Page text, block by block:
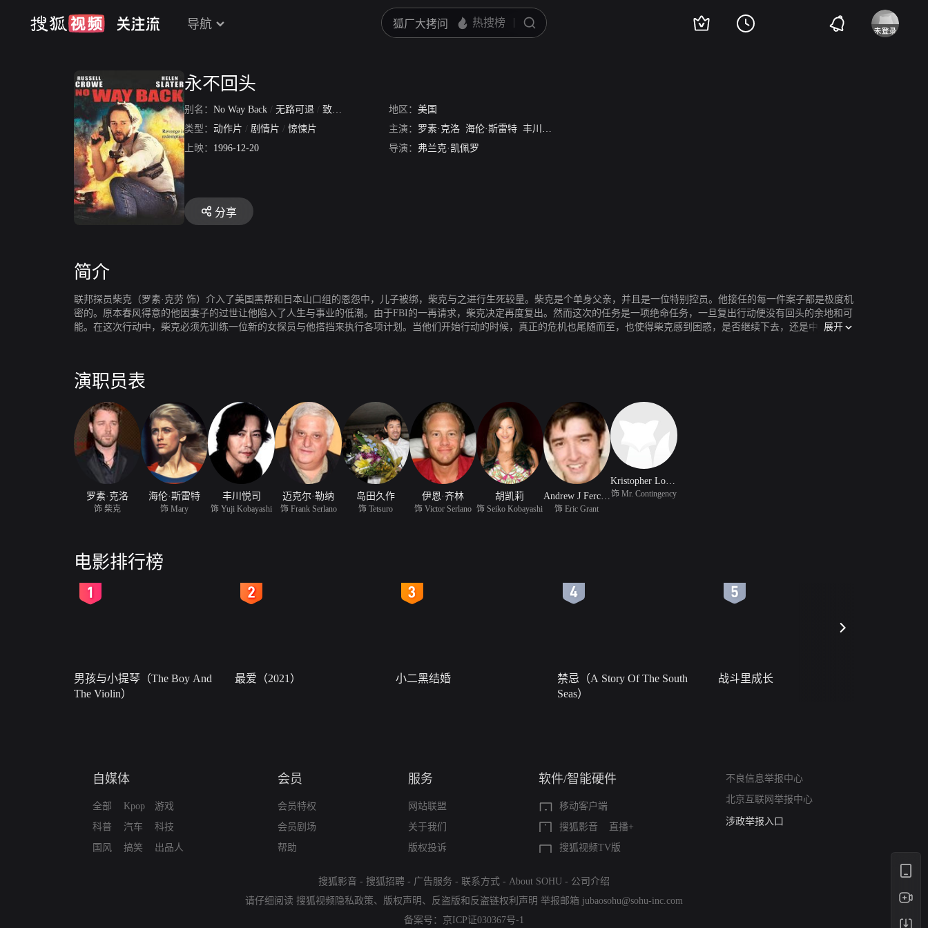
导航
永不回头
别名： No Way Back / 无路可退 / 致命危机 地区： 美国
类型： 动作片 / 剧情片 / 惊悚片 主演： 罗素·克洛 海伦·斯雷特 丰川悦司
上映： 1996-12-20 导演： 弗兰克·凯佩罗
分享
简介
联邦探员柴克（罗素·克劳 饰）介入了美国黑帮和日本山口组的恩怨中，儿子被绑，柴克与之进行生死较量。柴克是个单身父亲，并且是一位特别控员。他接任的每一件案子都是极度机
密的。原本春风得意的他因妻子的过世让他陷入了人生与事业的低潮。由于FBI的一再请求，柴克决定再度复出。然而这次的任务是一项绝命任务，一旦复出行动便没有回头的余地和可
能。在这次行动中，柴克必须先训练一位新的女探员与他搭挡来执行各项计划。当他们开始行动的时候，真正的危机也尾随而至，也使得柴克感到困惑，是否继续下去，还是中止任
展开
演职员表
罗素·克洛
饰 柴克
海伦·斯雷特
饰 Mary
丰川悦司
饰 Yuji Kobayashi
迈克尔·勒纳
饰 Frank Serlano
岛田久作
饰 Tetsuro
伊恩·齐林
饰 Victor Serlano
胡凯莉
饰 Seiko Kobayashi
Andrew J Ferchland
饰 Eric Grant
Kristopher Logan
饰 Mr. Contingency
电影排行榜
男孩与小提琴（The Boy And
The Violin）
最爱（2021） 小二黑结婚
禁忌（A Story Of The South
Seas）
战斗里成长
自媒体
全部
科普
国风
Kpop
汽车
搞笑
游戏
科技
出品人
会员
会员特权
会员剧场
帮助
服务
网站联盟
关于我们
版权投诉
软件/智能硬件
移动客户端
搜狐影音
直播+
搜狐视频TV版
不良信息举报中心
北京互联网举报中心
涉政举报入口
涉未成年人举报
搜狐影音 - 搜狐招聘 - 广告服务 - 联系方式 - About SOHU - 公司介绍
请仔细阅读 搜狐视频隐私政策、 版权声明 、 反盗版和反盗链权利声明 举报邮箱 jubaosohu@sohu-inc.com
备案号： 京ICP证030367号-1